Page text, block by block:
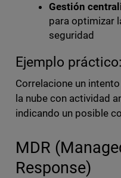
Gestión
para optimizar
seguridad
Ejemplo práctico:
Correlacione un
la nube con actividad
indicando un posible
MDR
Response)